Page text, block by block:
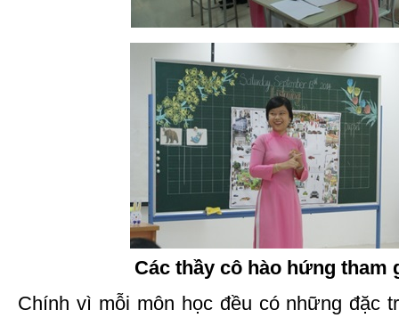
Các thầy cô hào hứng tham
Chính vì mỗi môn học đều có những đặc